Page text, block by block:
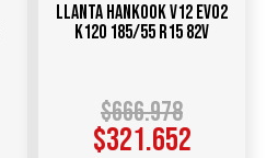
Llanta HANKOOK V12 Evo2
K120 185/55 R15 82V
$666.978
$321.652